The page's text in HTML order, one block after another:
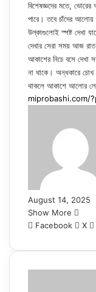
বিশেষজ্ঞদের মতে, ভোরের
পারে। তবে চাঁদের
উল্কাগুলোই স্পষ্ট দেখা
দেখার সেরা সময় আজ
আকাশের নিচে বসে দেখা
না থাকে। অন্ধকারে চোখ
থাকলে আকাশে আলোর
August 14, 2025
Show More
Facebook
X